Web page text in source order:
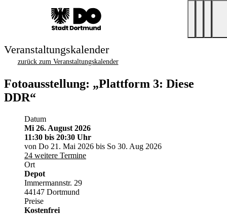
Veranstaltungskalender
zurück zum Veranstaltungskalender
Fotoausstellung: „Plattform 3: Diese
DDR“
Datum
Mi 26. August 2026
11:30 bis 20:30 Uhr
von Do 21. Mai 2026 bis So 30. Aug 2026
24 weitere Termine
Ort
Depot
Immermannstr. 29
44147 Dortmund
Preise
Kostenfrei